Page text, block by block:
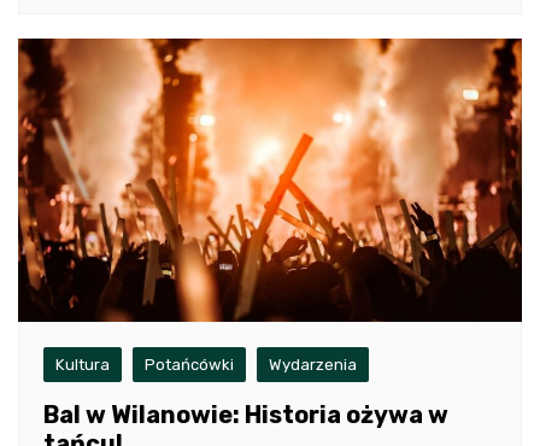
Kultura Potańcówki Wydarzenia
Bal w Wilanowie: Historia ożywa w